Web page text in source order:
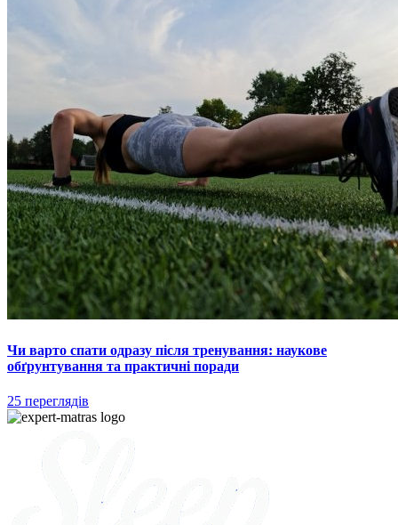
Чи варто спати одразу після тренування: наукове
обґрунтування та практичні поради
25 переглядів